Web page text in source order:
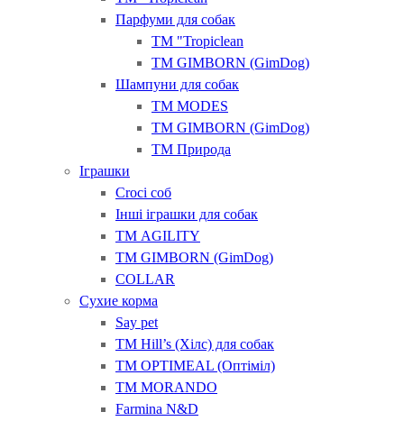
Парфуми для собак
ТМ "Tropiclean
ТМ GIMBORN (GimDog)
Шампуни для собак
ТМ MODES
ТМ GIMBORN (GimDog)
ТМ Природа
Іграшки
Croci соб
Інші іграшки для собак
ТМ AGILITY
ТМ GIMBORN (GimDog)
COLLAR
Сухие корма
Say pet
ТМ Hill’s (Хілс) для собак
ТМ OPTIMEAL (Оптіміл)
ТМ MORANDO
Farmina N&D